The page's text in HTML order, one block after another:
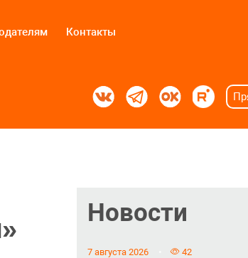
Контакты
Новости
7 августа 2026 42